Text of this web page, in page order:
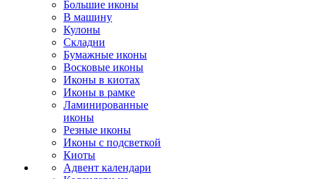
Большие иконы
В машину
Кулоны
Складни
Бумажные иконы
Восковые иконы
Иконы в киотах
Иконы в рамке
Ламинированные
иконы
Резные иконы
Иконы с подсветкой
Киоты
Адвент календари